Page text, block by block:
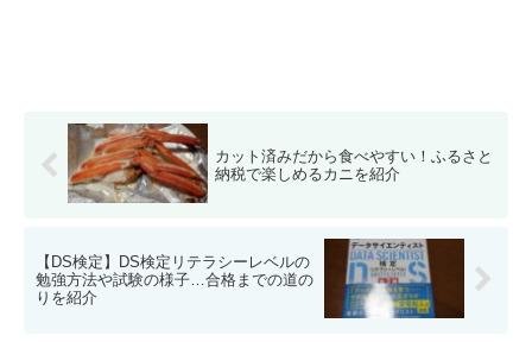
カット済みだから食べやすい！ふるさと
納税で楽しめるカニを紹介
【DS検定】DS検定リテラシーレベルの
勉強方法や試験の様子…合格までの道の
りを紹介